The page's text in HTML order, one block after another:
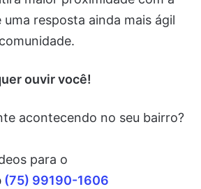
resposta ainda mais ágil
ouvir você!
acontecendo no seu bairro?
para o
(75) 99190-1606